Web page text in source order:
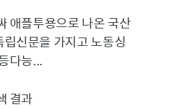
애플투용으로 나온 국산
신문을 가지고 노동싱
다능...
결과